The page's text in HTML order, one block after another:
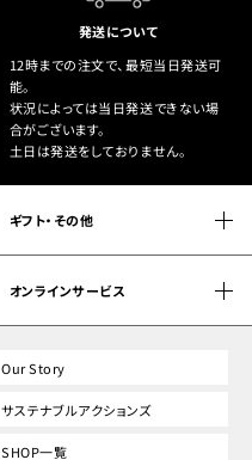
発送について
12時までの注文で、最短当日発送可
能。
状況によっては当日発送できない場
合がございます。
土日は発送をしておりません。
ギフト・その他
オンラインサービス
Our Story
サステナブルアクションズ
SHOP一覧